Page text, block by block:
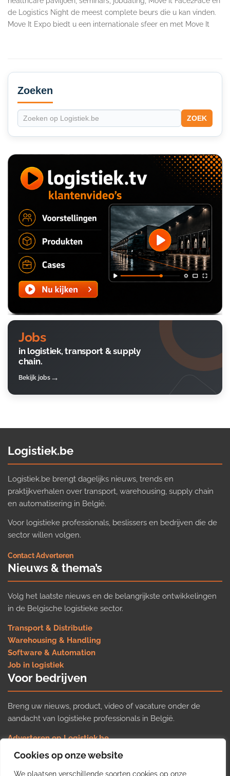
Cookies op onze website
We plaatsen verschillende soorten cookies op onze
de Logistics Night de meest complete beurs die u kan vinden.
Move It Expo biedt u een internationale sfeer en met Move It
Secondary
Sidebar
Zoeken
ZOEK
Jobs
in logistiek, transport & supply
chain.
Bekijk jobs
Logistiek.be
Logistiek.be brengt dagelijks nieuws, trends en
praktijkverhalen over transport, warehousing, supply chain
en automatisering in België.
Voor logistieke professionals, beslissers en bedrijven die de
sector willen volgen.
Contact·Adverteren
Nieuws & thema’s
Volg het laatste nieuws en de belangrijkste ontwikkelingen
in de Belgische logistieke sector.
Transport & Distributie
Warehousing & Handling
Software & Automation
Job in logistiek
Voor bedrijven
Breng uw nieuws, product, video of vacature onder de
aandacht van logistieke professionals in België.
Adverteren op Logistiek.be
Nieuws insturen
Uw video op Logistiek.TV